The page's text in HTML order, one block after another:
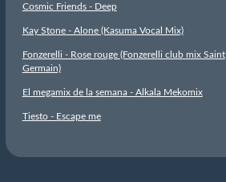
Cosmic Friends - Deep
Kay Stone - Alone (Kasuma Vocal Mix)
Fonzerelli - Rose rouge (Fonzerelli club mix Saint
Germain)
El megamix de la semana - Alkala Mekomix
Tiesto - Escape me